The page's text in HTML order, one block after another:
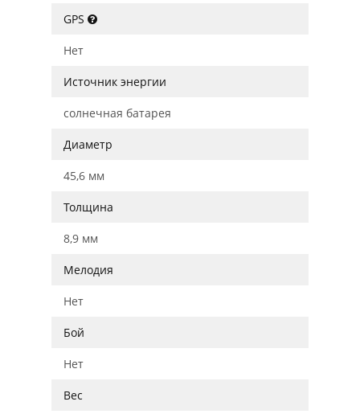
GPS
Нет
Источник энергии
солнечная батарея
Диаметр
45,6 мм
Толщина
8,9 мм
Мелодия
Нет
Бой
Нет
Вес